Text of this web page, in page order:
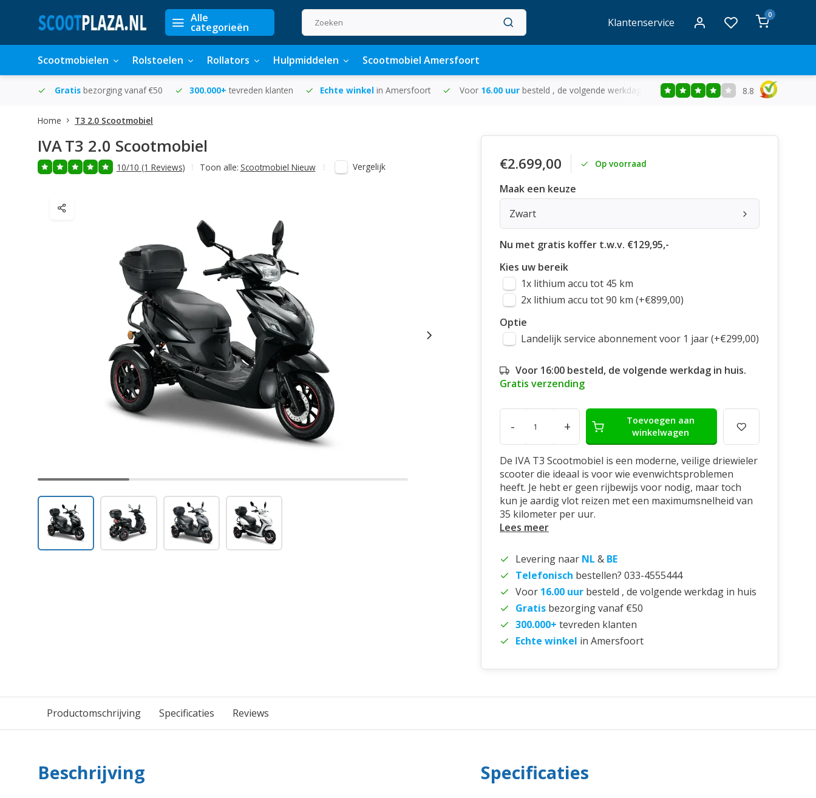
Alle
categorieën Klantenservice
0
Scootmobielen Rolstoelen Rollators Hulpmiddelen Scootmobiel Amersfoort
Gratis bezorging vanaf €50 300.000+ tevreden klanten Echte winkel in Amersfoort Voor 16.00 uur besteld , de volgende werkdag in huis Gratisbezorging vanaf €50
8.8
Home T3 2.0 Scootmobiel
IVAT3 2.0 Scootmobiel
10/10 (1 Reviews) Toon alle: Scootmobiel Nieuw Vergelijk €2.699,00 Op voorraad
Maak een keuze
Zwart
Nu met gratis koffer t.w.v. €129,95,-
Kies uw bereik
1x lithium accu tot 45 km
2x lithium accu tot 90 km (+€899,00)
Optie
Landelijk service abonnement voor 1 jaar (+€299,00)
Voor 16:00 besteld, de volgende werkdag in huis.
Gratis verzending
- +
Toevoegen aan
winkelwagen
De IVA T3 Scootmobiel is een moderne, veilige driewieler
scooter die ideaal is voor wie evenwichtsproblemen
heeft. Je hebt er geen rijbewijs voor nodig, maar toch
kun je aardig vlot reizen met een maximumsnelheid van
35 kilometer per uur.
Lees meer
Levering naar NL & BE
Telefonisch bestellen? 033-4555444
Voor 16.00 uur besteld , de volgende werkdag in huis
Gratis bezorging vanaf €50
300.000+ tevreden klanten
Echte winkel in Amersfoort
Productomschrijving Specificaties Reviews
Beschrijving Specificaties